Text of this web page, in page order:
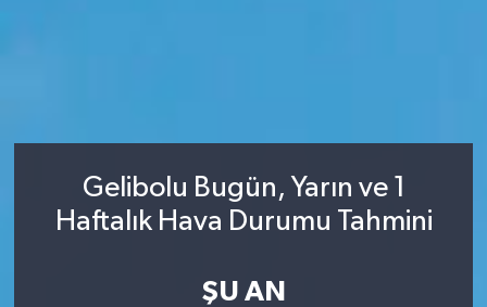
Gelibolu Bugün, Yarın ve 1
Haftalık Hava Durumu Tahmini
ŞU AN
Tüm Manşetler
Son Dakika Haberleri